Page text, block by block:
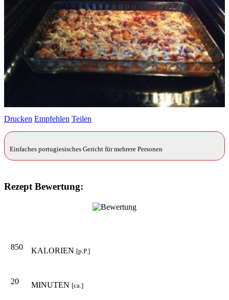
Drucken Empfehlen Teilen
Einfaches portugiesisches Gericht für mehrere Personen
Rezept Bewertung:
850 KALORIEN [p.P.]
20 MINUTEN [ca.]